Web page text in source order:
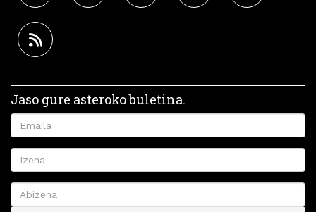
Jaso gure asteroko buletina.